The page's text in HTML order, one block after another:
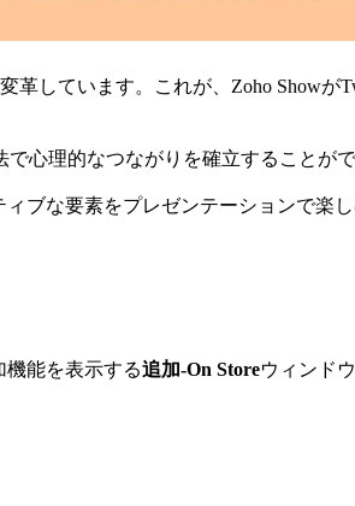
しています。これが、Zoho Showが
心理的なつながりを確立することがで
ブな要素をプレゼンテーションで楽
能を表示する追加-On Storeウィンド